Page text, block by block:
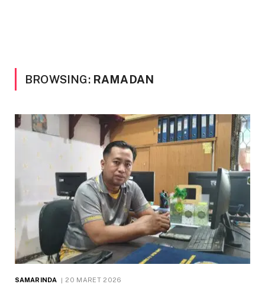
BROWSING: RAMADAN
SAMARINDA 20 MARET 2026